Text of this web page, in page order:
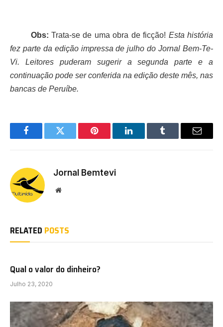
Obs: Trata-se de uma obra de ficção! Esta história
fez parte da edição impressa de julho do Jornal Bem-Te-
Vi. Leitores puderam sugerir a segunda parte e a
continuação pode ser conferida na edição deste mês, nas
bancas de Peruíbe.
FacebookTwitter Pinterest LinkedInTumblr Email
Jornal Bemtevi
Website
RELATED POSTS
Qual o valor do dinheiro?
Julho 23, 2020